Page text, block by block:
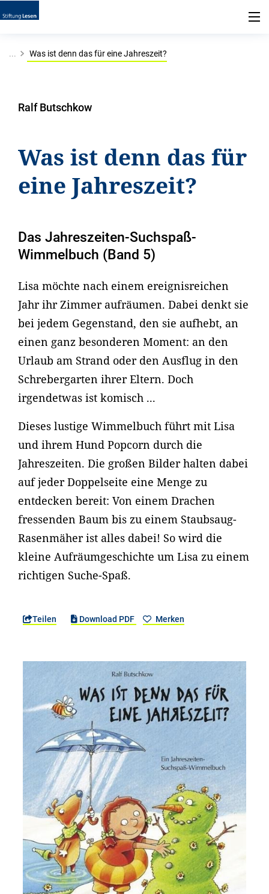
... Was ist denn das für eine Jahreszeit?
Ralf Butschkow
Was ist denn das für
eine Jahreszeit?
Das Jahreszeiten-Suchspaß-
Wimmelbuch (Band 5)
Lisa möchte nach einem ereignisreichen
Jahr ihr Zimmer aufräumen. Dabei denkt sie
bei jedem Gegenstand, den sie aufhebt, an
einen ganz besonderen Moment: an den
Urlaub am Strand oder den Ausflug in den
Schrebergarten ihrer Eltern. Doch
irgendetwas ist komisch ...
Dieses lustige Wimmelbuch führt mit Lisa
und ihrem Hund Popcorn durch die
Jahreszeiten. Die großen Bilder halten dabei
auf jeder Doppelseite eine Menge zu
entdecken bereit: Von einem Drachen
fressenden Baum bis zu einem Staubsaug-
Rasenmäher ist alles dabei! So wird die
kleine Aufräumgeschichte um Lisa zu einem
richtigen Suche-Spaß.
Teilen Download PDF Merken